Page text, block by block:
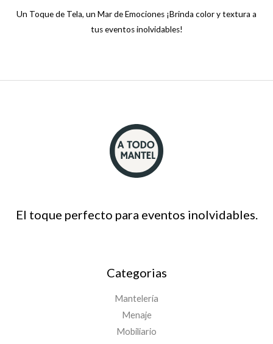
Un Toque de Tela, un Mar de Emociones ¡Brinda color y textura a
tus eventos inolvidables!
El toque perfecto para eventos inolvidables.
Categorias
Mantelería
Menaje
Mobiliario